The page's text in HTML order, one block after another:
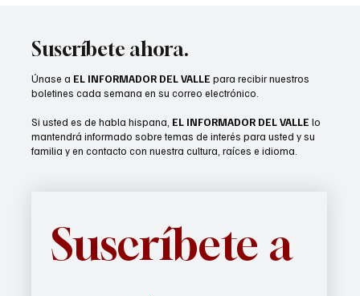
Suscríbete ahora.
Únase a EL INFORMADOR DEL VALLE para recibir nuestros
boletines cada semana en su correo electrónico.
Si usted es de habla hispana, EL INFORMADOR DEL VALLE lo
mantendrá informado sobre temas de interés para usted y su
familia y en contacto con nuestra cultura, raíces e idioma.
Suscríbete a